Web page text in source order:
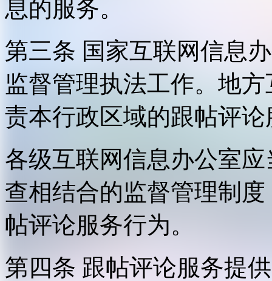
息的服务。
第三条 国家互联网信息
监督管理执法工作。地
责本行政区域的跟帖评
各级互联网信息办公室
查相结合的监督管理制
帖评论服务行为。
第四条 跟帖评论服务提